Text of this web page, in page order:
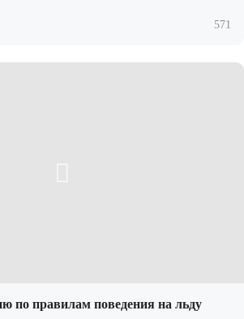
571
по правилам поведения на льду